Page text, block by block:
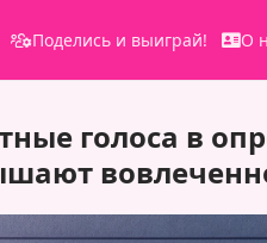
Поделись и выиграй! О
голоса в